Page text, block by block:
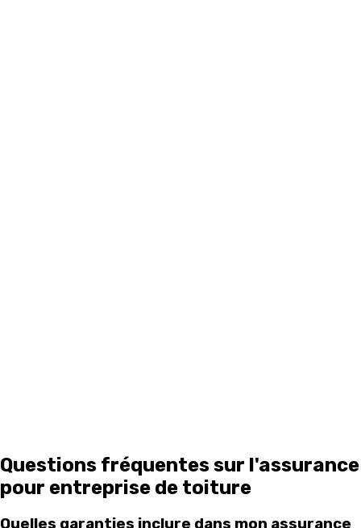
Questions fréquentes sur l'assurance
pour entreprise de toiture
Quelles garanties inclure dans mon assurance